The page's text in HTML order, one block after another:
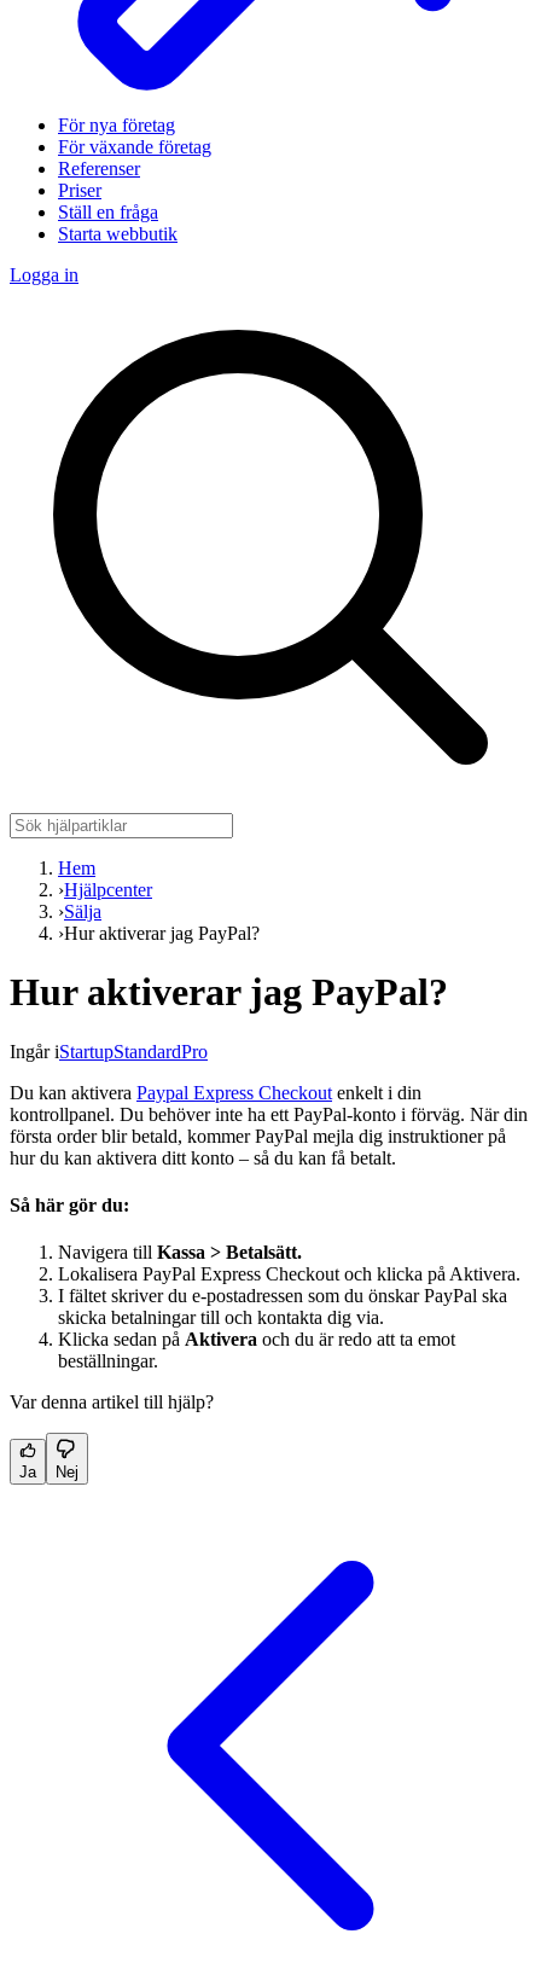
För nya företag
För växande företag
Referenser
Priser
Ställ en fråga
Starta webbutik
Logga in
Hem
›Hjälpcenter
›Sälja
›Hur aktiverar jag PayPal?
Hur aktiverar jag PayPal?
Ingår iStartupStandardPro
Du kan aktivera Paypal Express Checkout enkelt i din
kontrollpanel. Du behöver inte ha ett PayPal-konto i förväg. När din
första order blir betald, kommer PayPal mejla dig instruktioner på
hur du kan aktivera ditt konto – så du kan få betalt.
Så här gör du:
Navigera till Kassa > Betalsätt.
Lokalisera PayPal Express Checkout och klicka på Aktivera.
I fältet skriver du e-postadressen som du önskar PayPal ska
skicka betalningar till och kontakta dig via.
Klicka sedan på Aktivera och du är redo att ta emot
beställningar.
Var denna artikel till hjälp?
Ja Nej